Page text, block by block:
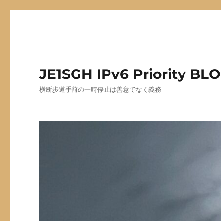
JE1SGH IPv6 Priority
横断歩道手前の一時停止は善意でなく義務